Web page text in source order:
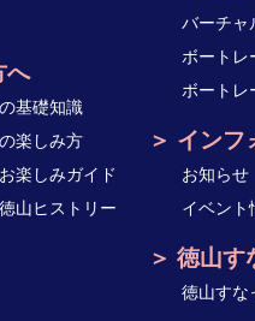
へ
基礎知識
楽しみ方
楽しみガイド
山ヒストリー
バーチャ
ボート
ボート
インフ
お知らせ
イベント
徳山す
徳山すな